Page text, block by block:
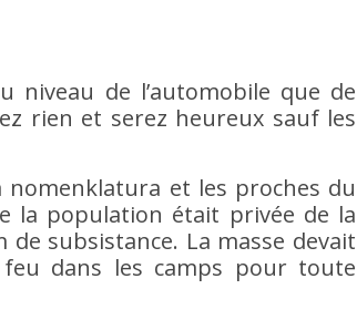
niveau de l’automobile que de
rien et serez heureux sauf les
nomenklatura et les proches du
la population était privée de la
subsistance. La masse devait
dans les camps pour toute